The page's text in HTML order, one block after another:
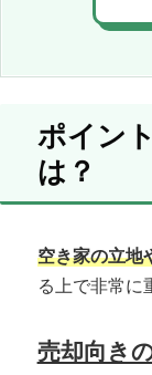
ポイン
は？
空き家の立地
る上で非常に
売却向き